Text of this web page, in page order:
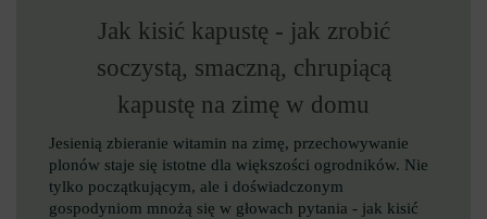
Jak kisić kapustę - jak zrobić
soczystą, smaczną, chrupiącą
kapustę na zimę w domu
Jesienią zbieranie witamin na zimę, przechowywanie
plonów staje się istotne dla większości ogrodników. Nie
tylko początkującym, ale i doświadczonym
gospodyniom mnożą się w głowach pytania - jak kisić